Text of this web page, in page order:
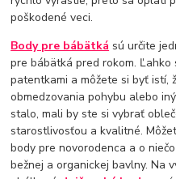
poškodené veci.
Body pre bábätká sú určite
pre bábätká pred rokom.
patentkami a môžete si byť istí,
obmedzovania pohybu alebo
stalo, mali by ste si vybrať
starostlivosťou a kvalitné.
body pre novorodenca a o
bežnej a organickej bavlny. Na